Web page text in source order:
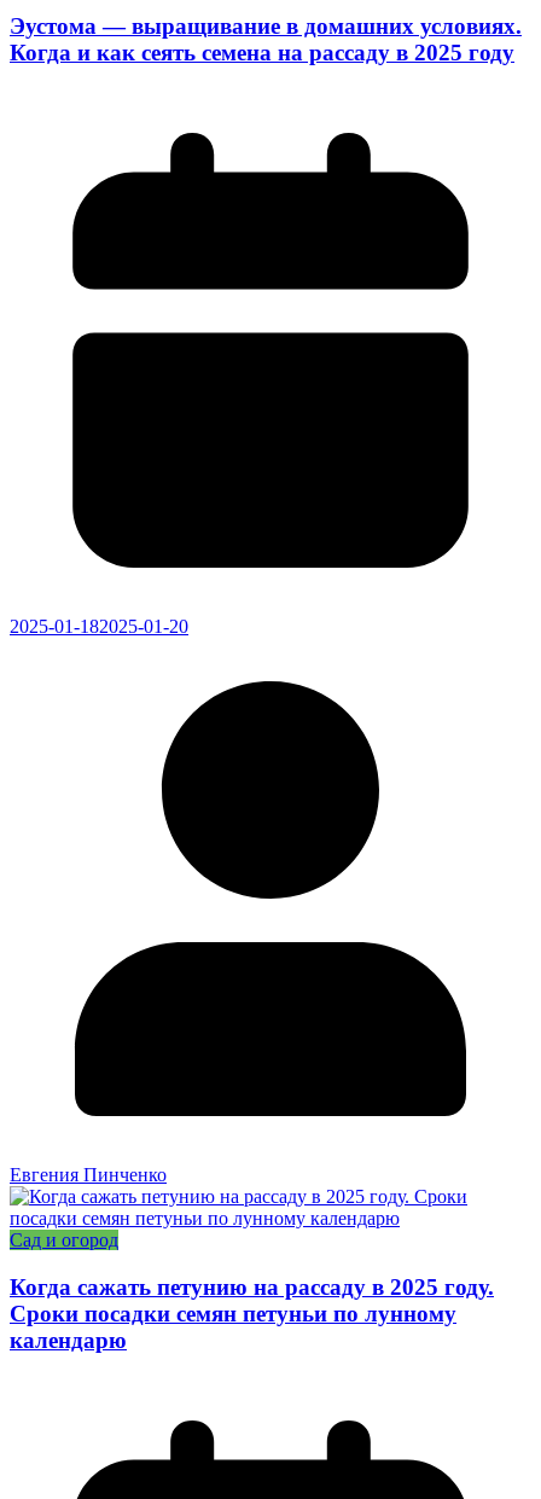
Эустома — выращивание в домашних условиях.
Когда и как сеять семена на рассаду в 2025 году
2025-01-182025-01-20
Евгения Пинченко
Сад и огород
Когда сажать петунию на рассаду в 2025 году.
Сроки посадки семян петуньи по лунному
календарю